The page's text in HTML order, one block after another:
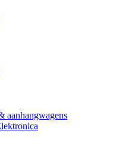
aanhangwagens